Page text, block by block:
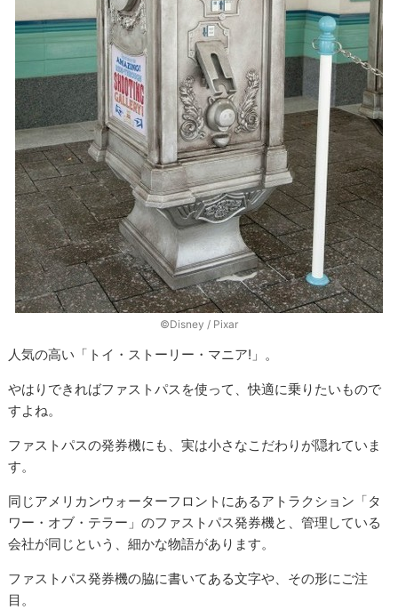
©Disney / Pixar
人気の高い「トイ・ストーリー・マニア!」。
やはりできればファストパスを使って、快適に乗りたいもので
すよね。
ファストパスの発券機にも、実は小さなこだわりが隠れていま
す。
同じアメリカンウォーターフロントにあるアトラクション「タ
ワー・オブ・テラー」のファストパス発券機と、管理している
会社が同じという、細かな物語があります。
ファストパス発券機の脇に書いてある文字や、その形にご注
目。